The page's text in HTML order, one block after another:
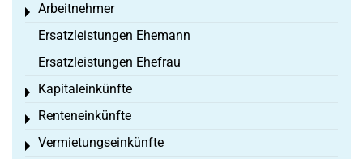
Arbeitnehmer
Toggle menu
Ersatzleistungen Ehemann
Ersatzleistungen Ehefrau
Kapitaleinkünfte
Toggle menu
Renteneinkünfte
Toggle menu
Vermietungseinkünfte
Toggle menu